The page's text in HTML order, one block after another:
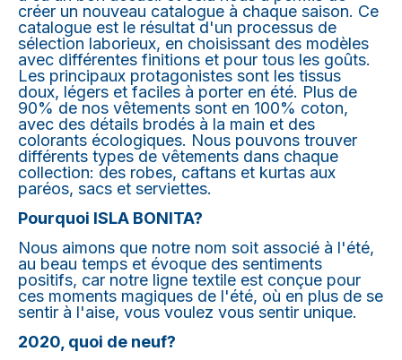
créer un nouveau catalogue à chaque saison. Ce
catalogue est le résultat d'un processus de
sélection laborieux, en choisissant des modèles
avec différentes finitions et pour tous les goûts.
Les principaux protagonistes sont les tissus
doux, légers et faciles à porter en été. Plus de
90% de nos vêtements sont en 100% coton,
avec des détails brodés à la main et des
colorants écologiques. Nous pouvons trouver
différents types de vêtements dans chaque
collection: des robes, caftans et kurtas aux
paréos, sacs et serviettes.
Pourquoi ISLA BONITA?
Nous aimons que notre nom soit associé à l'été,
au beau temps et évoque des sentiments
positifs, car notre ligne textile est conçue pour
ces moments magiques de l'été, où en plus de se
sentir à l'aise, vous voulez vous sentir unique.
2020, quoi de neuf?